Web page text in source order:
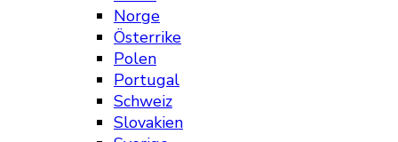
Norge
Österrike
Polen
Portugal
Schweiz
Slovakien